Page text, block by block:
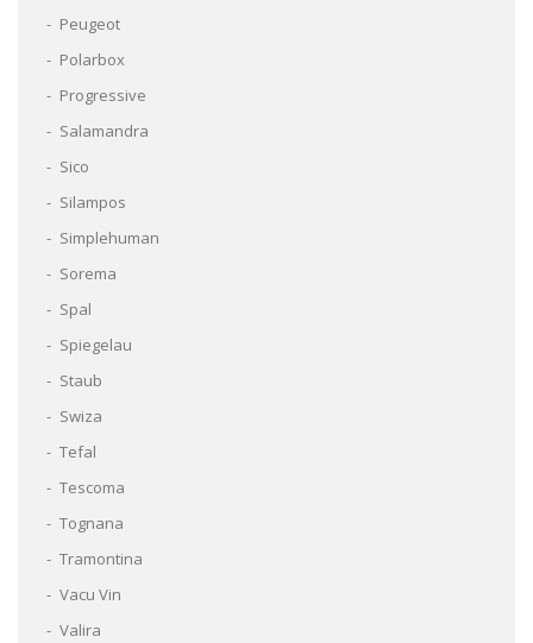
Peugeot
Polarbox
Progressive
Salamandra
Sico
Silampos
Simplehuman
Sorema
Spal
Spiegelau
Staub
Swiza
Tefal
Tescoma
Tognana
Tramontina
Vacu Vin
Valira